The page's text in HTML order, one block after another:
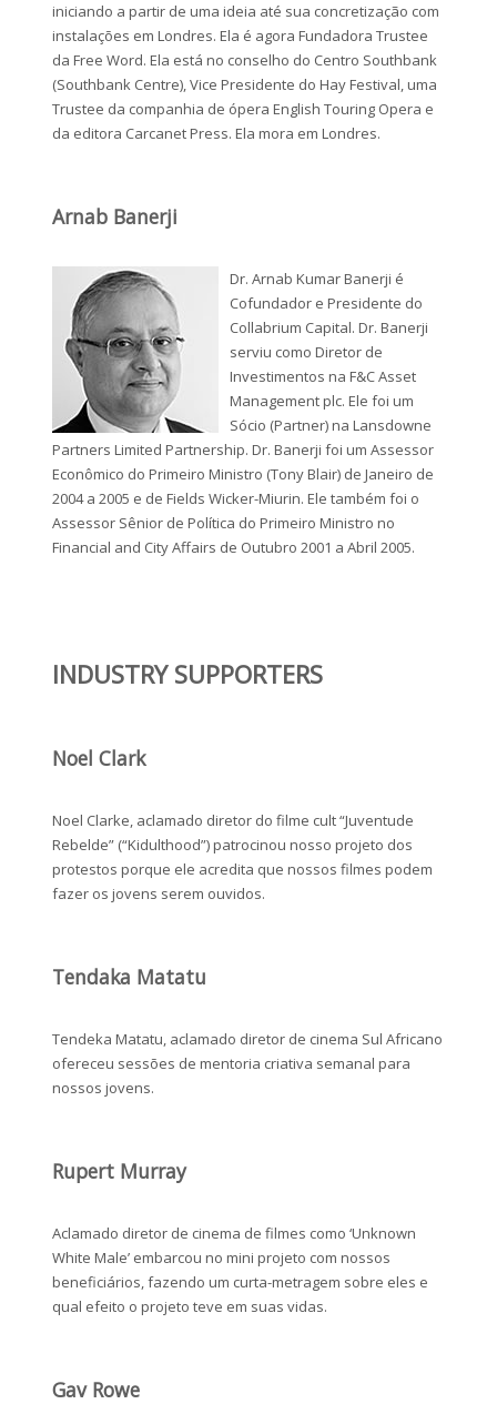
iniciando a partir de uma ideia até sua concretização com
instalações em Londres. Ela é agora Fundadora Trustee
da Free Word. Ela está no conselho do Centro Southbank
(Southbank Centre), Vice Presidente do Hay Festival, uma
Trustee da companhia de ópera English Touring Opera e
da editora Carcanet Press. Ela mora em Londres.
Arnab Banerji
Dr. Arnab Kumar Banerji é
Cofundador e Presidente do
Collabrium Capital. Dr. Banerji
serviu como Diretor de
Investimentos na F&C Asset
Management plc. Ele foi um
Sócio (Partner) na Lansdowne
Partners Limited Partnership. Dr. Banerji foi um Assessor
Econômico do Primeiro Ministro (Tony Blair) de Janeiro de
2004 a 2005 e de Fields Wicker-Miurin. Ele também foi o
Assessor Sênior de Política do Primeiro Ministro no
Financial and City Affairs de Outubro 2001 a Abril 2005.
INDUSTRY SUPPORTERS
Noel Clark
Noel Clarke, aclamado diretor do filme cult “Juventude
Rebelde” (“Kidulthood”) patrocinou nosso projeto dos
protestos porque ele acredita que nossos filmes podem
fazer os jovens serem ouvidos.
Tendaka Matatu
Tendeka Matatu, aclamado diretor de cinema Sul Africano
ofereceu sessões de mentoria criativa semanal para
nossos jovens.
Rupert Murray
Aclamado diretor de cinema de filmes como ‘Unknown
White Male’ embarcou no mini projeto com nossos
beneficiários, fazendo um curta-metragem sobre eles e
qual efeito o projeto teve em suas vidas.
Gav Rowe